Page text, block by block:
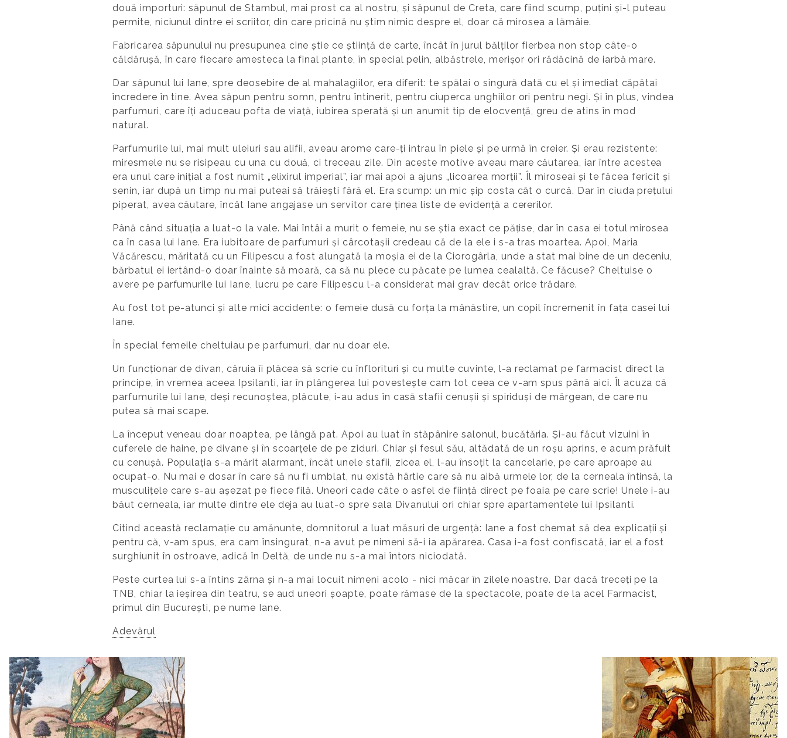
două importuri: săpunul de Stambul, mai prost ca al nostru, și săpunul de Creta, care fiind scump, puțini și-l puteau
permite, niciunul dintre ei scriitor, din care pricină nu știm nimic despre el, doar că mirosea a lămâie.
Fabricarea săpunului nu presupunea cine știe ce știință de carte, încât în jurul bălților fierbea non stop câte-o
căldărușă, în care fiecare amesteca la final plante, în special pelin, albăstrele, merișor ori rădăcină de iarbă mare.
Dar săpunul lui Iane, spre deosebire de al mahalagiilor, era diferit: te spălai o singură dată cu el și imediat căpătai
încredere în tine. Avea săpun pentru somn, pentru întinerit, pentru ciuperca unghiilor ori pentru negi. Și în plus, vindea
parfumuri, care îți aduceau pofta de viață, iubirea sperată și un anumit tip de elocvență, greu de atins în mod
natural.
Parfumurile lui, mai mult uleiuri sau alifii, aveau arome care-ți intrau în piele și pe urmă în creier. Și erau rezistente:
miresmele nu se risipeau cu una cu două, ci treceau zile. Din aceste motive aveau mare căutarea, iar între acestea
era unul care inițial a fost numit „elixirul imperial”, iar mai apoi a ajuns „licoarea morții”. Îl miroseai și te făcea fericit și
senin, iar după un timp nu mai puteai să trăiești fără el. Era scump: un mic șip costa cât o curcă. Dar în ciuda prețului
piperat, avea căutare, încât Iane angajase un servitor care ținea liste de evidență a cererilor.
Până când situația a luat-o la vale. Mai întâi a murit o femeie, nu se știa exact ce pățise, dar în casa ei totul mirosea
ca în casa lui Iane. Era iubitoare de parfumuri și cârcotașii credeau că de la ele i s-a tras moartea. Apoi, Maria
Văcărescu, măritată cu un Filipescu a fost alungată la moșia ei de la Ciorogârla, unde a stat mai bine de un deceniu,
bărbatul ei iertând-o doar înainte să moară, ca să nu plece cu păcate pe lumea cealaltă. Ce făcuse? Cheltuise o
avere pe parfumurile lui Iane, lucru pe care Filipescu l-a considerat mai grav decât orice trădare.
Au fost tot pe-atunci și alte mici accidente: o femeie dusă cu forța la mânăstire, un copil încremenit în fața casei lui
Iane.
În special femeile cheltuiau pe parfumuri, dar nu doar ele.
Un funcționar de divan, căruia îi plăcea să scrie cu înflorituri și cu multe cuvinte, l-a reclamat pe farmacist direct la
principe, în vremea aceea Ipsilanti, iar în plângerea lui povestește cam tot ceea ce v-am spus până aici. Îl acuza că
parfumurile lui Iane, deși recunoștea, plăcute, i-au adus în casă stafii cenușii și spiriduși de mărgean, de care nu
putea să mai scape.
La început veneau doar noaptea, pe lângă pat. Apoi au luat în stăpânire salonul, bucătăria. Și-au făcut vizuini în
cuferele de haine, pe divane și în scoarțele de pe ziduri. Chiar și fesul său, altădată de un roșu aprins, e acum prăfuit
cu cenușă. Populația s-a mărit alarmant, încât unele stafii, zicea el, l-au însoțit la cancelarie, pe care aproape au
ocupat-o. Nu mai e dosar în care să nu fi umblat, nu există hârtie care să nu aibă urmele lor, de la cerneala întinsă, la
musculițele care s-au așezat pe fiece filă. Uneori cade câte o asfel de ființă direct pe foaia pe care scrie! Unele i-au
băut cerneala, iar multe dintre ele deja au luat-o spre sala Divanului ori chiar spre apartamentele lui Ipsilanti.
Citind această reclamație cu amănunte, domnitorul a luat măsuri de urgență: Iane a fost chemat să dea explicații și
pentru că, v-am spus, era cam însingurat, n-a avut pe nimeni să-i ia apărarea. Casa i-a fost confiscată, iar el a fost
surghiunit în ostroave, adică în Deltă, de unde nu s-a mai întors niciodată.
Peste curtea lui s-a întins zârna și n-a mai locuit nimeni acolo - nici măcar în zilele noastre. Dar dacă treceți pe la
TNB, chiar la ieșirea din teatru, se aud uneori șoapte, poate rămase de la spectacole, poate de la acel Farmacist,
primul din București, pe nume Iane.
Adevărul